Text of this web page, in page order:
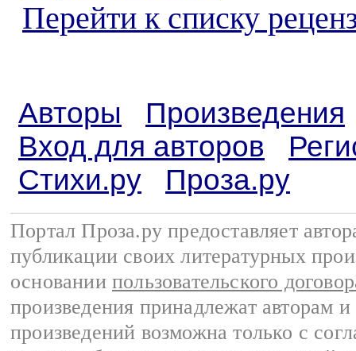
Перейти к списку
Авторы
Произведения
Вход для авторов
Стихи.ру
Проза.ру
Портал Проза.ру предоставляет
публикации своих литературных
основании пользовательского
произведения принадлежат авторам
произведений возможна только с